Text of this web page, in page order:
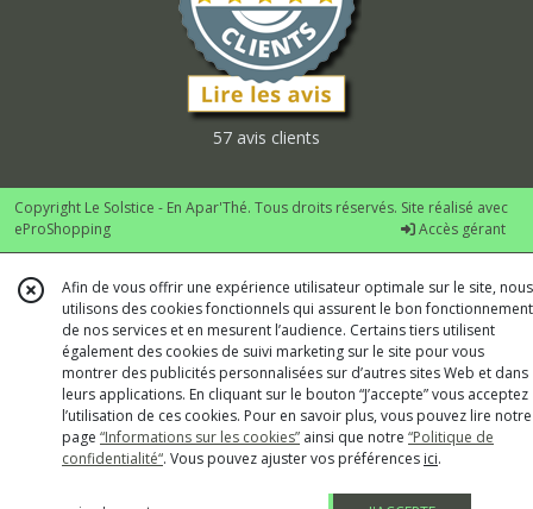
57 avis clients
Copyright Le Solstice - En Apar'Thé. Tous droits réservés. Site réalisé avec
eProShopping
Accès gérant
Afin de vous offrir une expérience utilisateur optimale sur le site, nous
utilisons des cookies fonctionnels qui assurent le bon fonctionnement
de nos services et en mesurent l’audience. Certains tiers utilisent
également des cookies de suivi marketing sur le site pour vous
montrer des publicités personnalisées sur d’autres sites Web et dans
leurs applications. En cliquant sur le bouton “J’accepte” vous acceptez
l’utilisation de ces cookies. Pour en savoir plus, vous pouvez lire notre
page “Informations sur les cookies” ainsi que notre “Politique de
confidentialité“. Vous pouvez ajuster vos préférences ici.